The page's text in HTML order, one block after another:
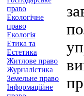
право
Екологічне
право
Екологія
Етика та
Естетика
Житлове право
Журналістика
Земельне право
Інформаційне